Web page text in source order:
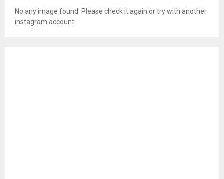
No any image found. Please check it again or try with another
instagram account.